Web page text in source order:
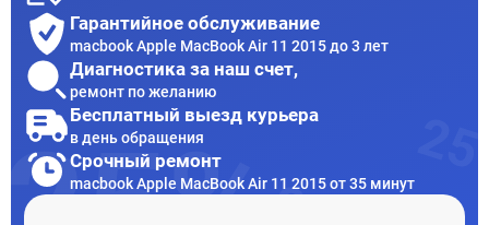
Гарантийное обслуживание
macbook Apple MacBook Air 11 2015 до 3 лет
Диагностика за наш счет,
ремонт по желанию
Бесплатный выезд курьера
в день обращения
Срочный ремонт
macbook Apple MacBook Air 11 2015 от 35 минут